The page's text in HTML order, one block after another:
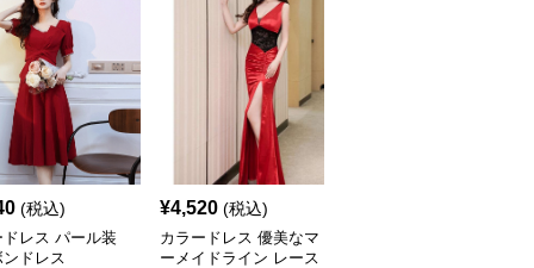
(税込)
ドレス パール装
ドレス
¥4,520 (税込)
カラードレス 優美なマ
ーメイドライン レース